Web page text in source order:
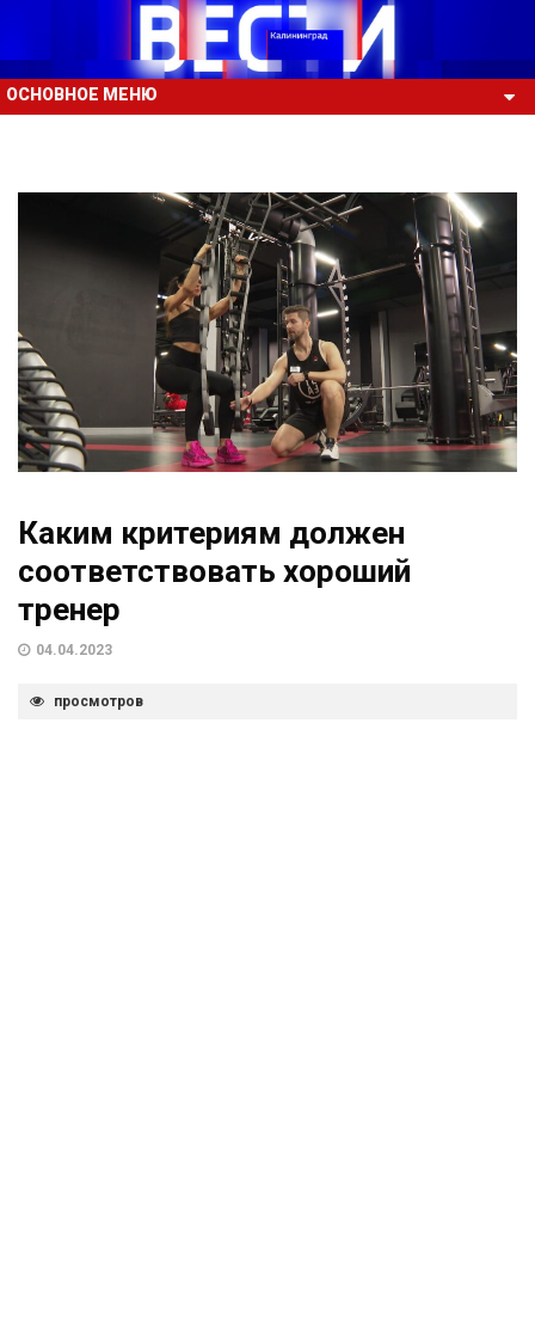
ОСНОВНОЕ МЕНЮ
Каким критериям должен
соответствовать хороший
тренер
04.04.2023
просмотров